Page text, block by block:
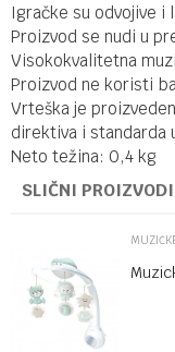
Igračke su odvojive i
Proizvod se nudi u
Visokokvalitetna
Proizvod ne koristi
Vrteška je
direktiva i standarda
Neto težina: 0,4 kg
SLIČNI PROIZVODI